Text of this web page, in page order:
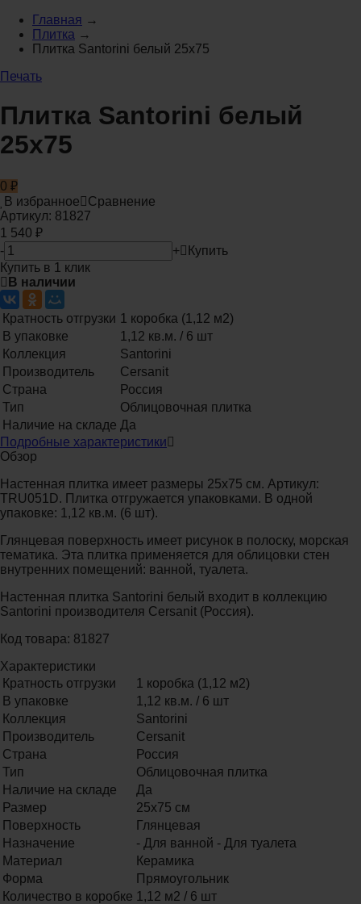
Главная →
Плитка →
Плитка Santorini белый 25x75
Печать
Плитка Santorini белый
25x75
0 ₽
В избранное
Сравнение
Артикул: 81827
1 540 ₽
-
+
Купить
Купить в 1 клик
В наличии
Кратность отгрузки 1 коробка (1,12 м2)
В упаковке
1,12 кв.м. / 6 шт
Коллекция
Santorini
Производитель
Cersanit
Страна
Россия
Тип
Облицовочная плитка
Наличие на складе Да
Подробные характеристики
Обзор
Настенная плитка имеет размеры 25x75 см. Артикул:
TRU051D. Плитка отгружается упаковками. В одной
упаковке: 1,12 кв.м. (6 шт).
Глянцевая поверхность имеет рисунок в полоску, морская
тематика. Эта плитка применяется для облицовки стен
внутренних помещений: ванной, туалета.
Настенная плитка Santorini белый входит в коллекцию
Santorini производителя Cersanit (Россия).
Код товара: 81827
Характеристики
Кратность отгрузки
1 коробка (1,12 м2)
В упаковке
1,12 кв.м. / 6 шт
Коллекция
Santorini
Производитель
Cersanit
Страна
Россия
Тип
Облицовочная плитка
Наличие на складе
Да
Размер
25х75 см
Поверхность
Глянцевая
Назначение
- Для ванной - Для туалета
Материал
Керамика
Форма
Прямоугольник
Количество в коробке 1,12 м2 / 6 шт